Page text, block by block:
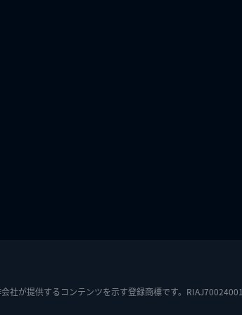
社が提供するコンテンツを示す登録商標です。RIAJ70024001